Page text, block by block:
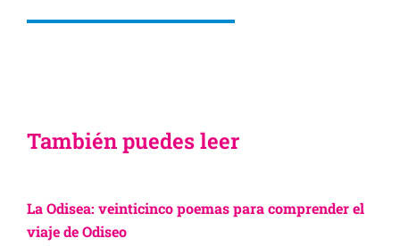
También puedes leer
La Odisea: veinticinco poemas para comprender el
viaje de Odiseo